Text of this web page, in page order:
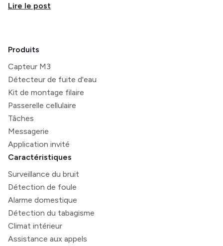
Lire le post
Produits
Capteur M3
Détecteur de fuite d'eau
Kit de montage filaire
Passerelle cellulaire
Tâches
Messagerie
Application invité
Caractéristiques
Surveillance du bruit
Détection de foule
Alarme domestique
Détection du tabagisme
Climat intérieur
Assistance aux appels